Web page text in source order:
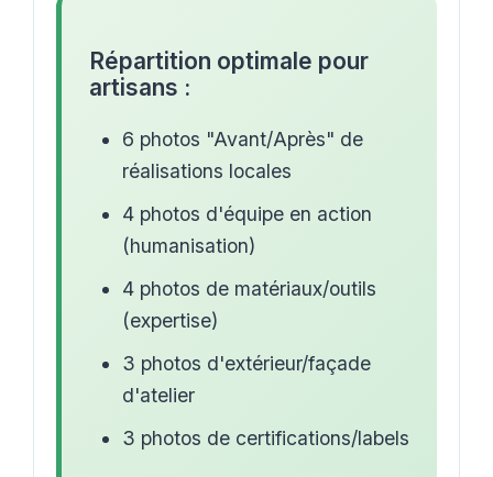
Répartition optimale pour
artisans :
6 photos "Avant/Après" de
réalisations locales
4 photos d'équipe en action
(humanisation)
4 photos de matériaux/outils
(expertise)
3 photos d'extérieur/façade
d'atelier
3 photos de certifications/labels